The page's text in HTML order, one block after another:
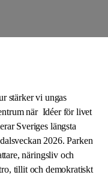
stärker vi ungas
när Idéer för livet
Sveriges längsta
2026. Parken
näringsliv och
tillit och demokratiskt